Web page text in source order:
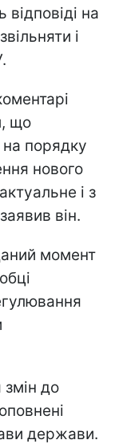
на
і
що
на порядку
нового
і з
він.
момент
до
держави.